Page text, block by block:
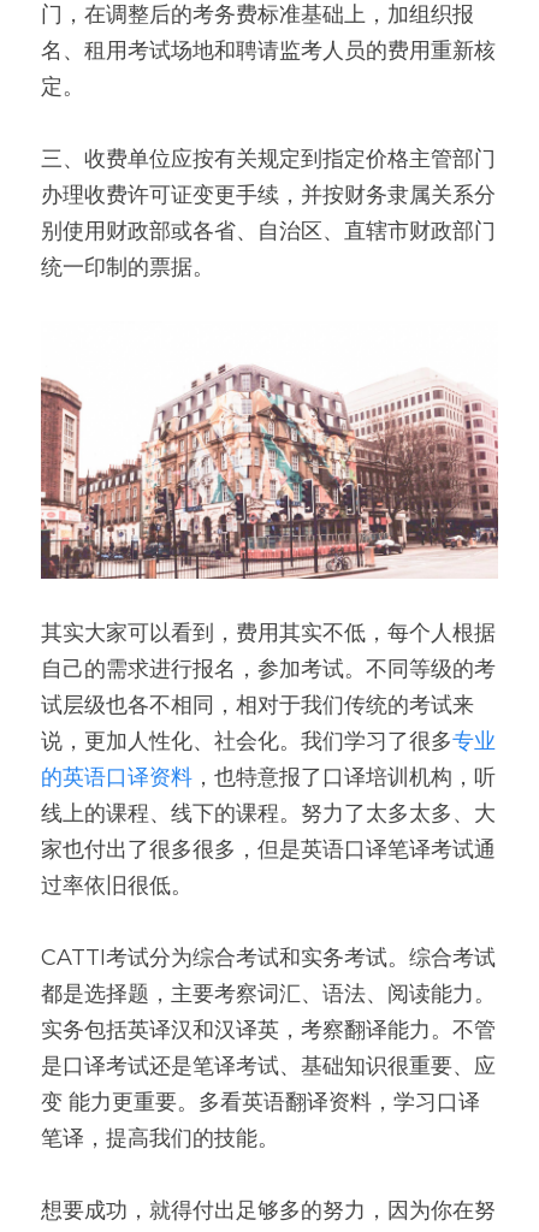
门，在调整后的考务费标准基础上，加组织报
名、租用考试场地和聘请监考人员的费用重新核
定。
三、收费单位应按有关规定到指定价格主管部门
办理收费许可证变更手续，并按财务隶属关系分
别使用财政部或各省、自治区、直辖市财政部门
统一印制的票据。
其实大家可以看到，费用其实不低，每个人根据
自己的需求进行报名，参加考试。不同等级的考
试层级也各不相同，相对于我们传统的考试来
说，更加人性化、社会化。我们学习了很多专业
的英语口译资料 ，也特意报了口译培训机构，听
线上的课程、线下的课程。努力了太多太多、大
家也付出了很多很多，但是英语口译笔译考试通
过率依旧很低。
CATTI考试分为综合考试和实务考试。综合考试
都是选择题，主要考察词汇、语法、阅读能力。
实务包括英译汉和汉译英，考察翻译能力。不管
是口译考试还是笔译考试、基础知识很重要、应
变 能力更重要。多看英语翻译资料，学习口译
笔译，提高我们的技能。
想要成功，就得付出足够多的努力，因为你在努